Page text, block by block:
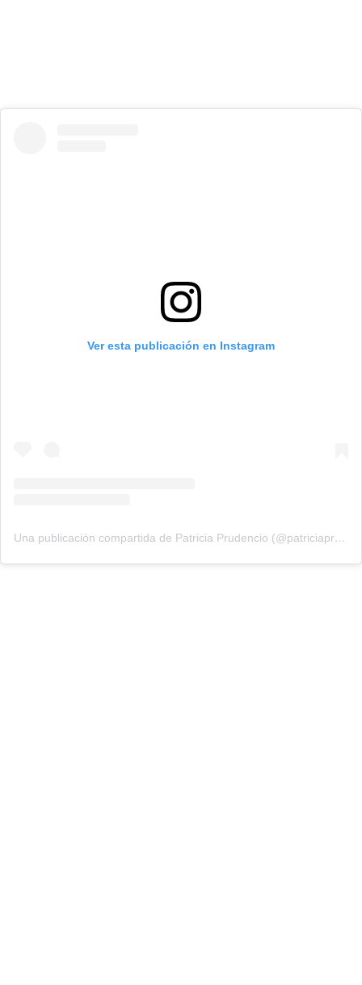
Ver esta publicación en Instagram
Una publicación compartida de Patricia Prudencio (@patriciaprudencio98)